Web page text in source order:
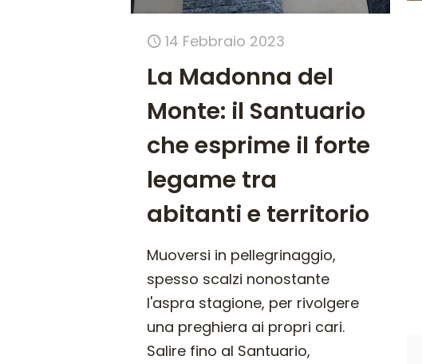
14 Febbraio 2023
La Madonna del
Monte: il Santuario
che esprime il forte
legame tra
abitanti e territorio
Muoversi in pellegrinaggio,
spesso scalzi nonostante
l'aspra stagione, per rivolgere
una preghiera ai propri cari.
Salire fino al Santuario,